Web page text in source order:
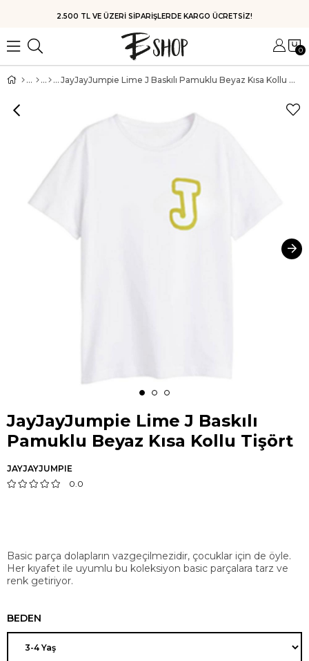
HIZLI KARGO
0
JayJayJumpie Lime J Baskılı Pamuklu Beyaz Kısa Kollu Tişört
JayJayJumpie Lime J Baskılı
Pamuklu Beyaz Kısa Kollu Tişört
JAYJAYJUMPIE
0.0
Basic parça dolapların vazgeçilmezidir, çocuklar için de öyle.
Her kıyafet ile uyumlu bu koleksiyon basic parçalara tarz ve
renk getiriyor.
BEDEN